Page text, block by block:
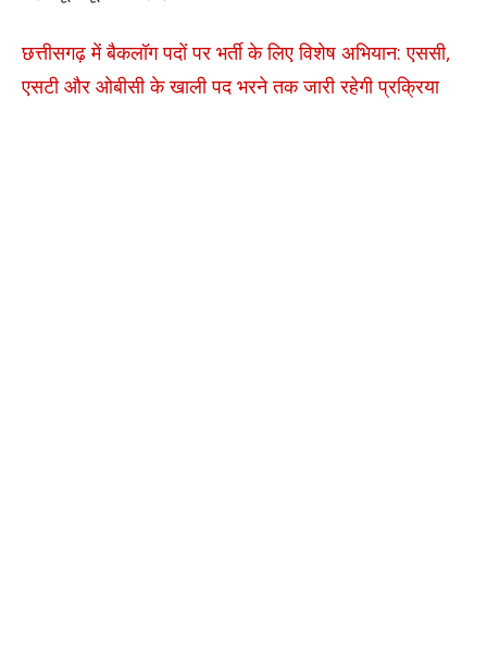
छत्तीसगढ़ में बैकलॉग पदों पर भर्ती के लिए विशेष अभियान: एससी,
एसटी और ओबीसी के खाली पद भरने तक जारी रहेगी प्रक्रिया